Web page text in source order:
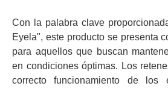
Con la palabra clave
Eyela", este producto se presenta
para aquellos que buscan
en condiciones óptimas. Los
correcto funcionamiento de los